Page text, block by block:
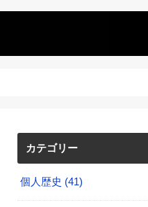
カテゴリー
個人歴史 (41)